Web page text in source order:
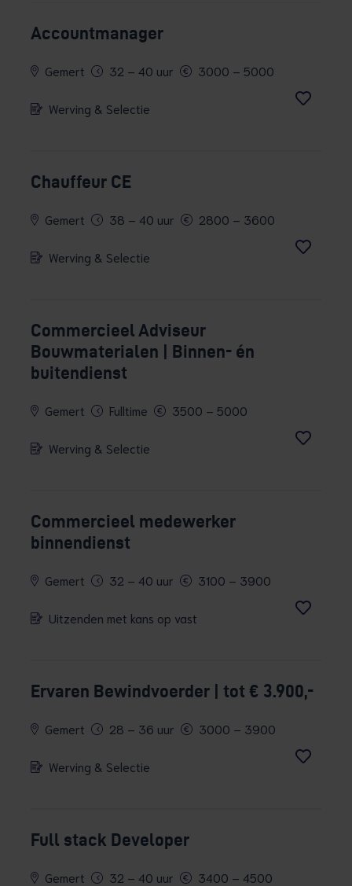
Accountmanager
Gemert 32 – 40 uur 3000 – 5000
Werving & Selectie
Chauffeur CE
Gemert 38 – 40 uur 2800 – 3600
Werving & Selectie
Commercieel Adviseur
Bouwmaterialen | Binnen- én
buitendienst
Gemert Fulltime 3500 – 5000
Werving & Selectie
Commercieel medewerker
binnendienst
Gemert 32 – 40 uur 3100 – 3900
Uitzenden met kans op vast
Ervaren Bewindvoerder | tot € 3.900,-
Gemert 28 – 36 uur 3000 – 3900
Werving & Selectie
Full stack Developer
Gemert 32 – 40 uur 3400 – 4500